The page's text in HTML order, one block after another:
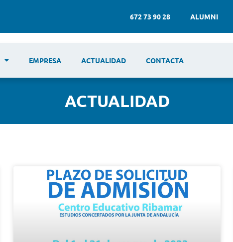
672 73 90 28 ALUMNI
EMPRESA ACTUALIDAD CONTACTA
ACTUALIDAD